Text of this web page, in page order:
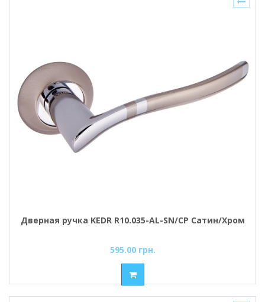
Дверная ручка KEDR R10.035-AL-SN/CP Сатин/Хром
595.00 грн.